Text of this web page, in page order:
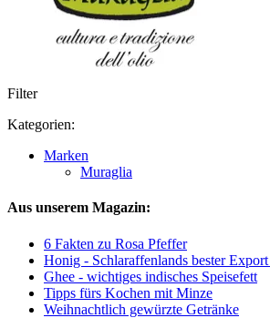
Filter
Kategorien:
Marken
Muraglia
Aus unserem Magazin:
6 Fakten zu Rosa Pfeffer
Honig - Schlaraffenlands bester
Ghee - wichtiges indisches Speisefett
Tipps fürs Kochen mit Minze
Weihnachtlich gewürzte Getränke